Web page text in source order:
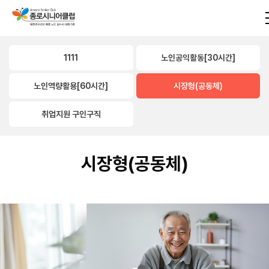
1111 노인공익활동[30시간]
노인역량활용[60시간] 시장형(공동체)
취업지원 구인구직
시장형(공동체)